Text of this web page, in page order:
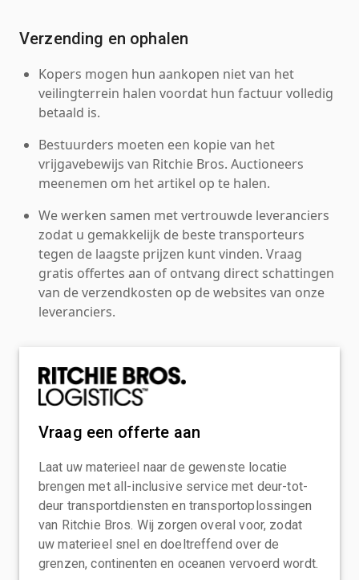
Verzending en ophalen
Kopers mogen hun aankopen niet van het
veilingterrein halen voordat hun factuur volledig
betaald is.
Bestuurders moeten een kopie van het
vrijgavebewijs van Ritchie Bros. Auctioneers
meenemen om het artikel op te halen.
We werken samen met vertrouwde leveranciers
zodat u gemakkelijk de beste transporteurs
tegen de laagste prijzen kunt vinden. Vraag
gratis offertes aan of ontvang direct schattingen
van de verzendkosten op de websites van onze
leveranciers.
Vraag een offerte aan
Laat uw materieel naar de gewenste locatie
brengen met all-inclusive service met deur-tot-
deur transportdiensten en transportoplossingen
van Ritchie Bros. Wij zorgen overal voor, zodat
uw materieel snel en doeltreffend over de
grenzen, continenten en oceanen vervoerd wordt.